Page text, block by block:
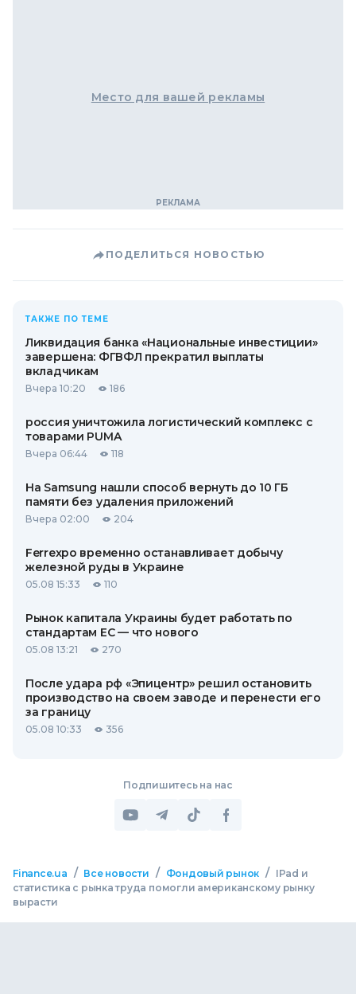
Место для вашей рекламы
ПОДЕЛИТЬСЯ НОВОСТЬЮ
ТАКЖЕ ПО ТЕМЕ
Ликвидация банка «Национальные инвестиции»
завершена: ФГВФЛ прекратил выплаты
вкладчикам
Вчера 10:20 186
россия уничтожила логистический комплекс с
товарами PUMA
Вчера 06:44 118
На Samsung нашли способ вернуть до 10 ГБ
памяти без удаления приложений
Вчера 02:00 204
Ferrexpo временно останавливает добычу
железной руды в Украине
05.08 15:33 110
Рынок капитала Украины будет работать по
стандартам ЕС — что нового
05.08 13:21 270
После удара рф «Эпицентр» решил остановить
производство на своем заводе и перенести его
за границу
05.08 10:33 356
Подпишитесь на нас
Finance.ua / Все новости / Фондовый рынок /
IPad и
статистика с рынка труда помогли американскому рынку
вырасти